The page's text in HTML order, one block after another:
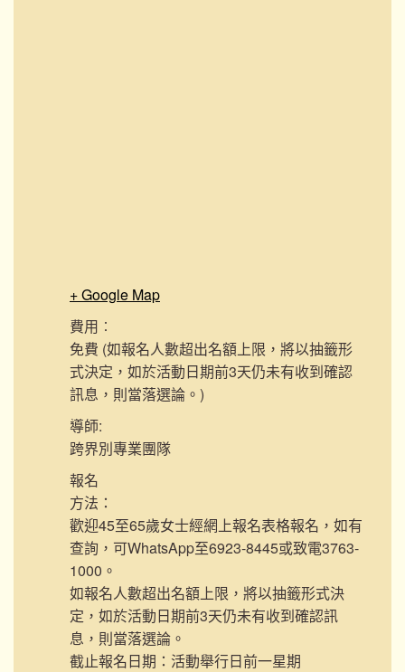
+ Google Map
費用︰
免費 (如報名人數超出名額上限，將以抽籤形
式決定，如於活動日期前3天仍未有收到確認
訊息，則當落選論。)
導師:
跨界別專業團隊
報名
方法：
歡迎45至65歲女士經網上報名表格報名，如有
查詢，可WhatsApp至6923-8445或致電3763-
1000。
如報名人數超出名額上限，將以抽籤形式決
定，如於活動日期前3天仍未有收到確認訊
息，則當落選論。
截止報名日期：活動舉行日前一星期